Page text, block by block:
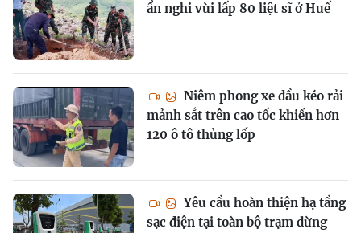
ẩn nghi vùi lấp 80 liệt sĩ ở Huế
Niêm phong xe đầu kéo rải
mảnh sắt trên cao tốc khiến hơn
120 ô tô thủng lốp
Yêu cầu hoàn thiện hạ tầng
sạc điện tại toàn bộ trạm dừng